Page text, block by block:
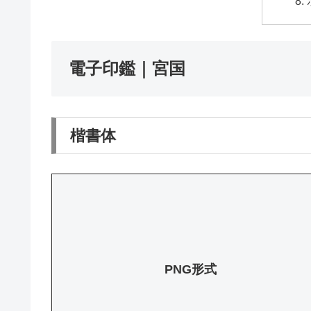
電子印鑑｜宮国
楷書体
PNG形式